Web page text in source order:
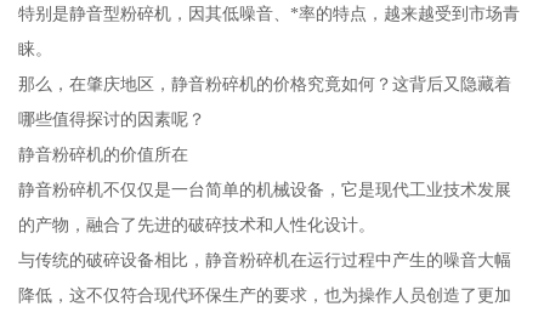
特别是静音型粉碎机，因其低噪音、*率的特点，越来越受到市场青
睐。
那么，在肇庆地区，静音粉碎机的价格究竟如何？这背后又隐藏着
哪些值得探讨的因素呢？
静音粉碎机的价值所在
静音粉碎机不仅仅是一台简单的机械设备，它是现代工业技术发展
的产物，融合了先进的破碎技术和人性化设计。
与传统的破碎设备相比，静音粉碎机在运行过程中产生的噪音大幅
降低，这不仅符合现代环保生产的要求，也为操作人员创造了更加